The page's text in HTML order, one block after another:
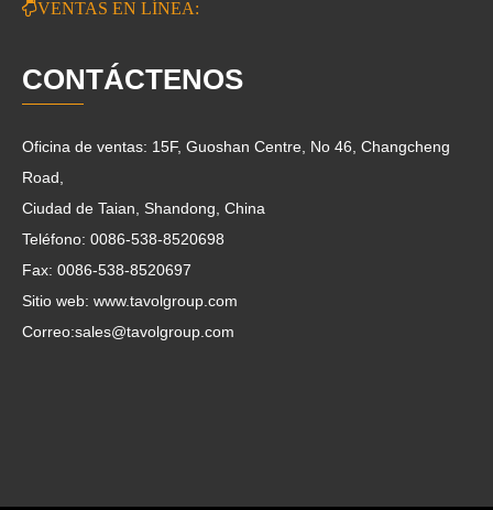
VENTAS EN LÍNEA:
CONTÁCTENOS
Oficina de ventas: 15F, Guoshan Centre, No 46, Changcheng
Road,
Ciudad de Taian, Shandong, China
Teléfono: 0086-538-8520698
Fax: 0086-538-8520697
Sitio web: www.tavolgroup.com
Correo:sales@tavolgroup.com